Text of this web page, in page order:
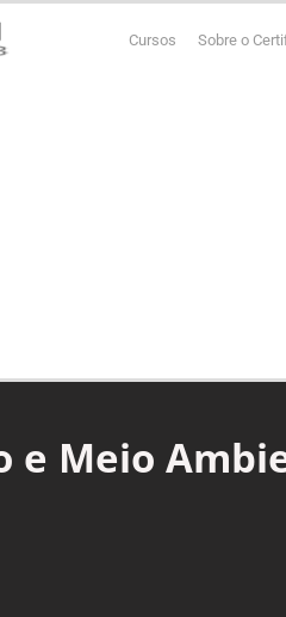
Cursos Sobre o
e Meio